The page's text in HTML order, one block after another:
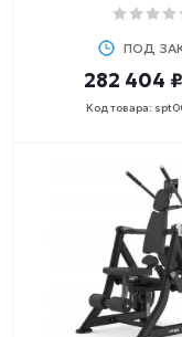
ПОД
282 404 ₽
Код товара: